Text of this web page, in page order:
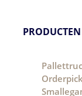
PRODUCTEN